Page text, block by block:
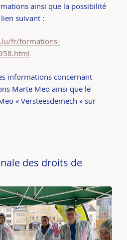
ainsi que la possibilité
suivant :
fr/formations-
informations concernant
Marte Meo ainsi que le
« Versteesdemech » sur
des droits de